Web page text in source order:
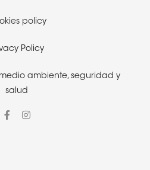
policy
Policy
medio ambiente, seguridad y
salud